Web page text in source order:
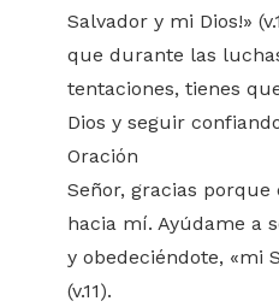
Salvador y mi Dios!»
que durante las
tentaciones, tienes
Dios y seguir
Oración
Señor, gracias
hacia mí. Ayúdame a
y obedeciéndote, «mi
(v.11).